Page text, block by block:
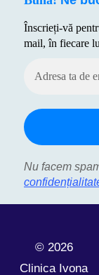
Înscrieți-vă
mail, în fiecare
Nu facem
© 2026
Clinica Ivona